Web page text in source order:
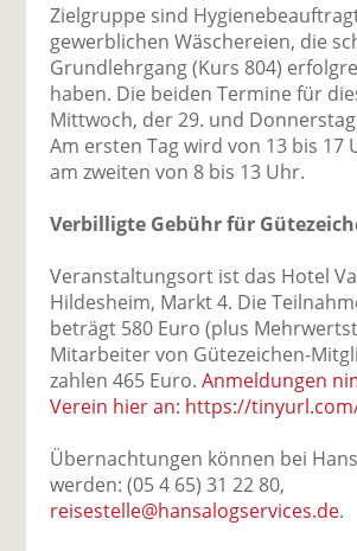
Zielgruppe sind
gewerblichen Wäschereien, die
Grundlehrgang (Kurs 804)
haben. Die beiden Termine für
Mittwoch, der 29. und
Am ersten Tag wird von 13 bis 17
am zweiten von 8 bis 13 Uhr.
Verbilligte Gebühr für
Veranstaltungsort ist das Hotel
Hildesheim, Markt 4. Die
beträgt 580 Euro (plus
Mitarbeiter von Gütezeichen-
zahlen 465 Euro.Anmeldungen
Verein hier an: https://
Übernachtungen können bei
werden: (05 4 65) 31 22 80,
reisestelle@hansalogservices.de.